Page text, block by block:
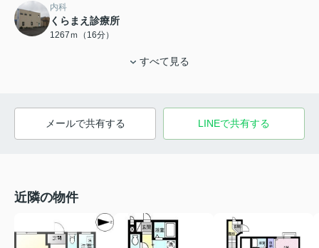
内科
くらまえ診療所
1267ｍ（16分）
すべて見る
メールで共有する LINEで共有する
近隣の物件